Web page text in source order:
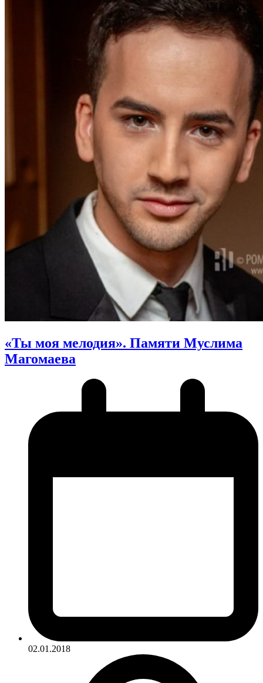
«Ты моя мелодия». Памяти Муслима
Магомаева
02.01.2018